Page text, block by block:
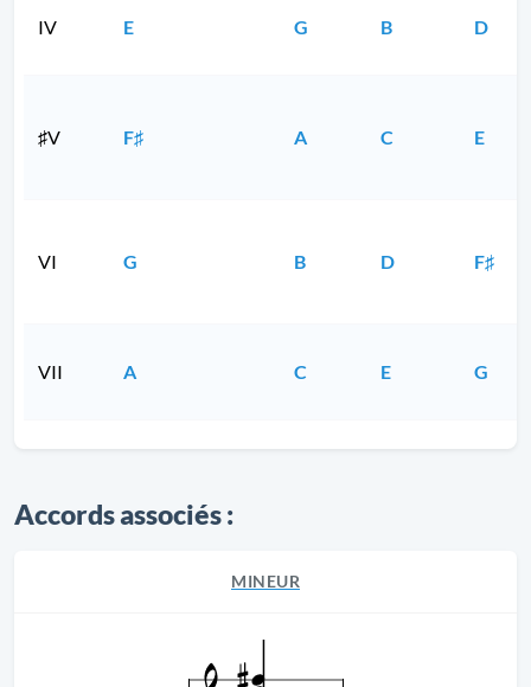
IV E G B D
♯V F♯ A C E
VI G B D F♯
VII A C E G
Accords associés :
MINEUR